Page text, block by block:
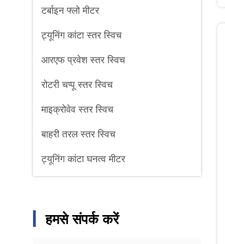
टर्बाइन फ्लो मीटर
ट्यूनिंग कांटा स्तर स्विच
आरएफ प्रवेश स्तर स्विच
रोटरी चप्पू स्तर स्विच
माइक्रोवेव स्तर स्विच
बाहरी तरल स्तर स्विच
ट्यूनिंग कांटा घनत्व मीटर
हमसे संपर्क करें